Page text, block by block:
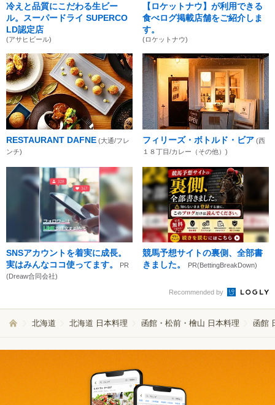
冷えと品質にこだわる生ビー
ル。スーパードライ SUPERCO
LD認定店
(アサヒビール)
【ロケットナウ】が利用できる
食べログ掲載店舗をご紹介しま
す。
(ロケットナウ)
RESTAURANT DAFNE (大通/フレ
ンチ)
フィリーズ・ボトルド・ビア (西
１８丁目/カレー（その他）)
SNSアカウントを着実に成長。
実はみんなココ使ってます。
PR
(Dreaw合同会社)
競馬予想サイトの裏側、全部書
きました。
PR(BettingBreakDown)
Recommended by
北海道 北海道 日本料理 函館・松前・檜山 日本料理 函館